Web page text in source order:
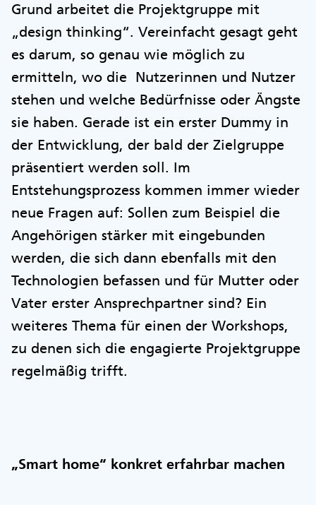
Grund arbeitet die Projektgruppe mit
„design thinking“. Vereinfacht gesagt geht
es darum, so genau wie möglich zu
ermitteln, wo die Nutzerinnen und Nutzer
stehen und welche Bedürfnisse oder Ängste
sie haben. Gerade ist ein erster Dummy in
der Entwicklung, der bald der Zielgruppe
präsentiert werden soll. Im
Entstehungsprozess kommen immer wieder
neue Fragen auf: Sollen zum Beispiel die
Angehörigen stärker mit eingebunden
werden, die sich dann ebenfalls mit den
Technologien befassen und für Mutter oder
Vater erster Ansprechpartner sind? Ein
weiteres Thema für einen der Workshops,
zu denen sich die engagierte Projektgruppe
regelmäßig trifft.
„Smart home“ konkret erfahrbar machen